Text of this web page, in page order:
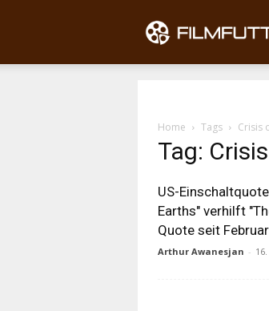
Home Tags Crisis
Tag:
US-
Earths" verhilft
Quote seit Februar
Arthur Awanesjan -